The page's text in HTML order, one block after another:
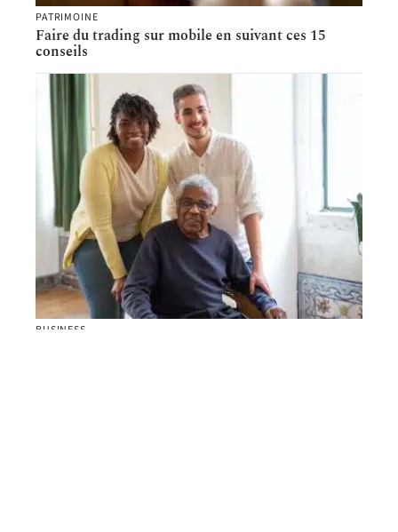
PATRIMOINE
Faire du trading sur mobile en suivant ces 15
conseils
BUSINESS